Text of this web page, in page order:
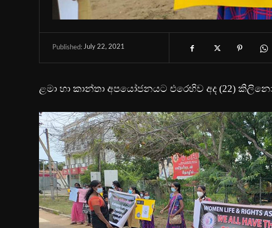
Published: July 22, 2021
ළමා හා කාන්තා අපයෝජනයට එරෙහිව අද (22)